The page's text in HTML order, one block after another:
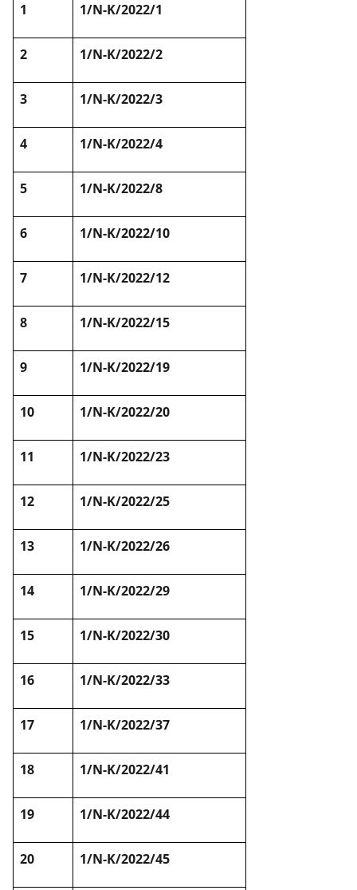
1 1/N-K/2022/1
2 1/N-K/2022/2
3 1/N-K/2022/3
4 1/N-K/2022/4
5 1/N-K/2022/8
6 1/N-K/2022/10
7 1/N-K/2022/12
8 1/N-K/2022/15
9 1/N-K/2022/19
10 1/N-K/2022/20
11 1/N-K/2022/23
12 1/N-K/2022/25
13 1/N-K/2022/26
14 1/N-K/2022/29
15 1/N-K/2022/30
16 1/N-K/2022/33
17 1/N-K/2022/37
18 1/N-K/2022/41
19 1/N-K/2022/44
20 1/N-K/2022/45